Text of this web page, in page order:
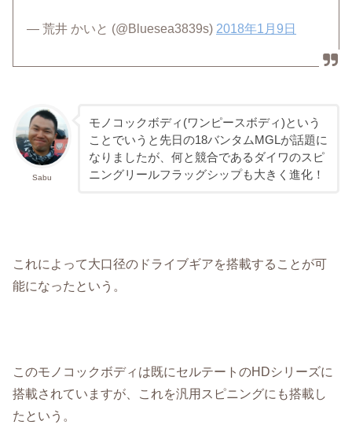
— 荒井 かいと (@Bluesea3839s) 2018年1月9日
Sabu
モノコックボディ(ワンピースボディ)という
ことでいうと先日の18バンタムMGLが話題に
なりましたが、何と競合であるダイワのスピ
ニングリールフラッグシップも大きく進化！
これによって大口径のドライブギアを搭載することが可
能になったという。
このモノコックボディは既にセルテートのHDシリーズに
搭載されていますが、これを汎用スピニングにも搭載し
たという。